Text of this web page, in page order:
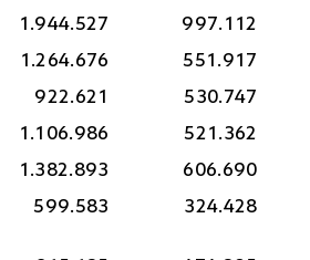
1.944.527
997.112
1.264.676
551.917
922.621
530.747
1.106.986
521.362
1.382.893
606.690
599.583 324.428